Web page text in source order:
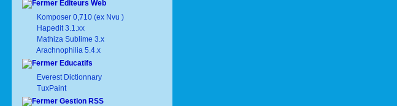
Editeurs Web
Komposer 0,710 (ex Nvu )
Hapedit 3.1.xx
Mathiza Sublime 3.x
Arachnophilia 5.4.x
Educatifs
Everest Dictionnary
TuxPaint
Gestion RSS